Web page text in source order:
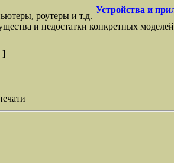
Устройства и
роутеры и т.д.
и недостатки конкретных
]